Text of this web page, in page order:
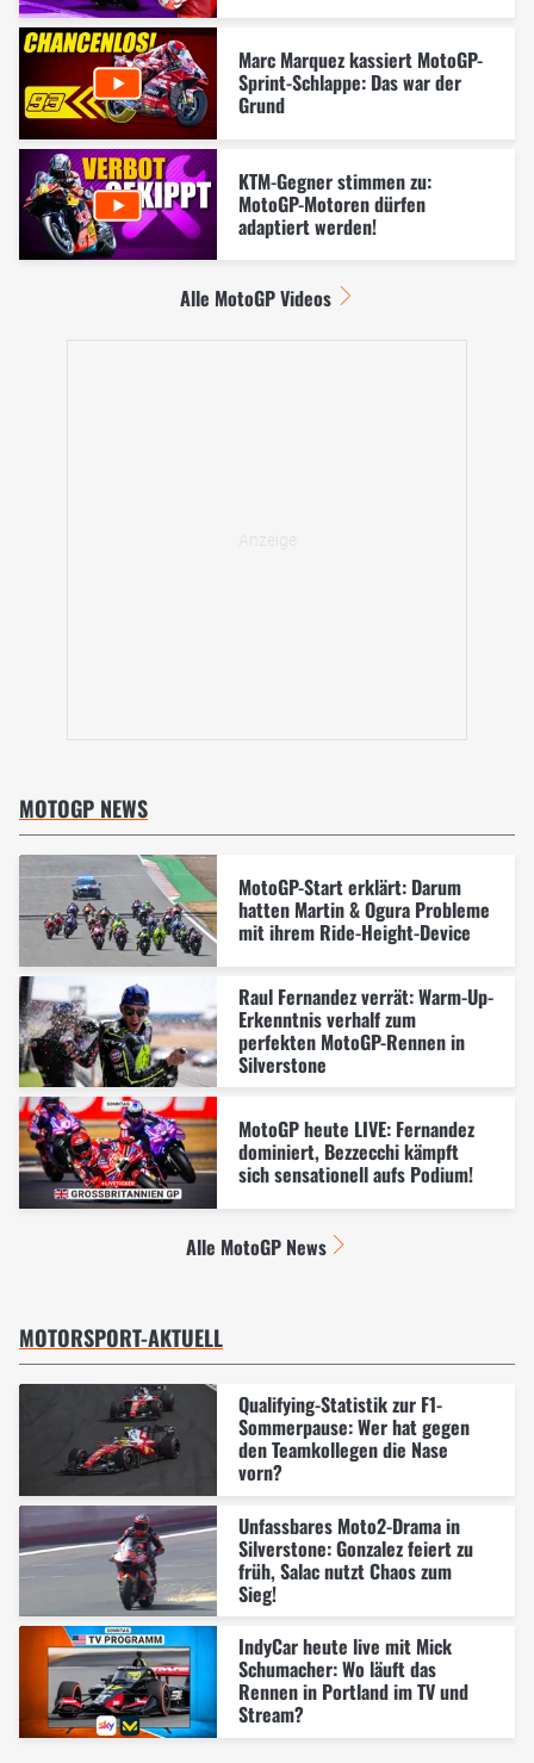
Marc Marquez kassiert MotoGP-
Sprint-Schlappe: Das war der
Grund
KTM-Gegner stimmen zu:
MotoGP-Motoren dürfen
adaptiert werden!
Alle MotoGP Videos
MOTOGP NEWS
MotoGP-Start erklärt: Darum
hatten Martin & Ogura Probleme
mit ihrem Ride-Height-Device
Raul Fernandez verrät: Warm-Up-
Erkenntnis verhalf zum
perfekten MotoGP-Rennen in
Silverstone
MotoGP heute LIVE: Fernandez
dominiert, Bezzecchi kämpft
sich sensationell aufs Podium!
Alle MotoGP News
MOTORSPORT-AKTUELL
Qualifying-Statistik zur F1-
Sommerpause: Wer hat gegen
den Teamkollegen die Nase
vorn?
Unfassbares Moto2-Drama in
Silverstone: Gonzalez feiert zu
früh, Salac nutzt Chaos zum
Sieg!
IndyCar heute live mit Mick
Schumacher: Wo läuft das
Rennen in Portland im TV und
Stream?